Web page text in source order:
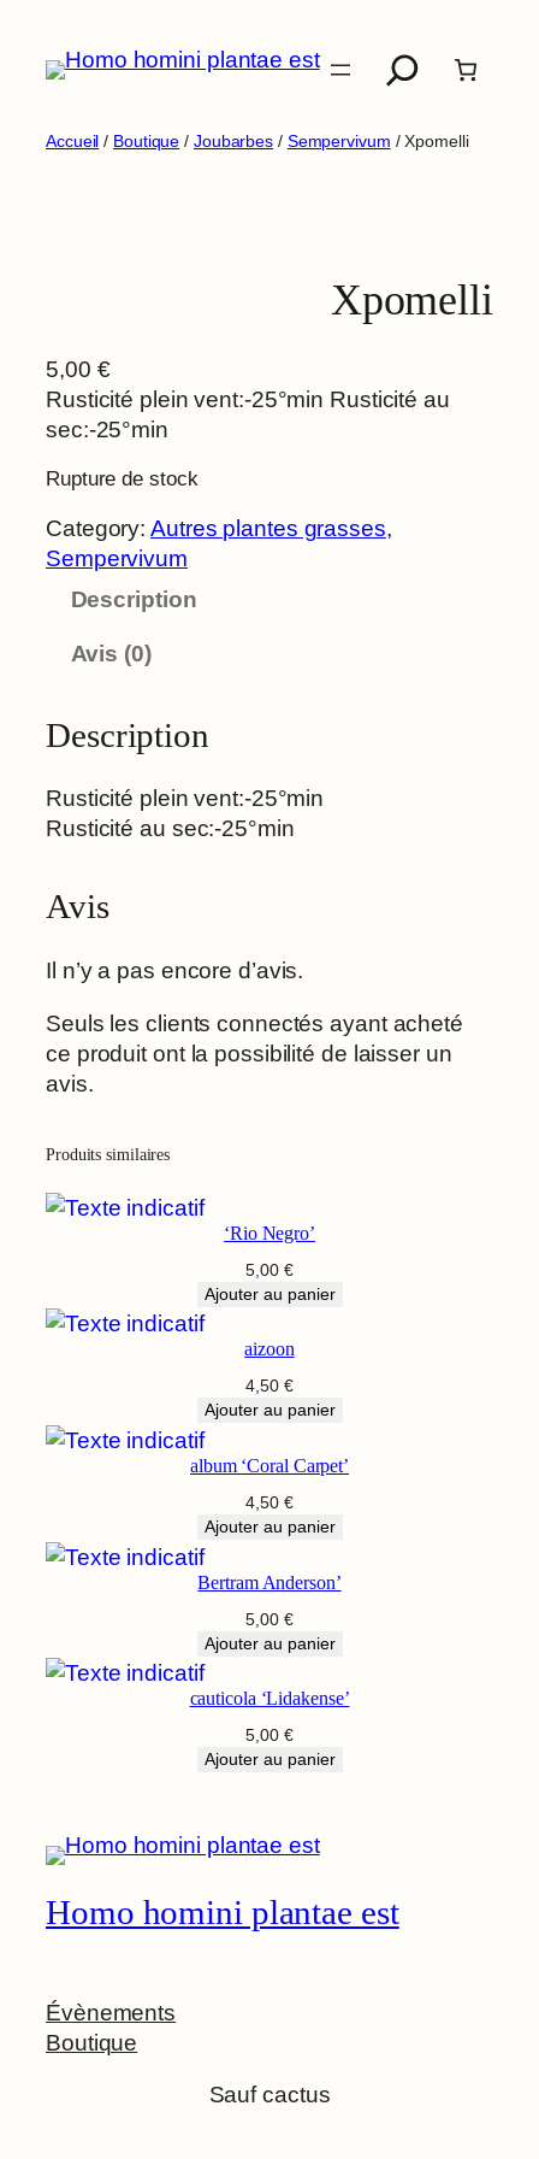
contenu
Accueil / Boutique / Joubarbes / Sempervivum / Xpomelli
Xpomelli
5,00 €
Rusticité plein vent:-25°min Rusticité au
sec:-25°min
Rupture de stock
Category:Autres plantes grasses
Sempervivum
Description
Avis (0)
Description
Rusticité plein vent:-25°min
Rusticité au sec:-25°min
Avis
Il n’y a pas encore d’avis.
Seuls les clients connectés ayant acheté
ce produit ont la possibilité de laisser un
avis.
Produits similaires
‘Rio Negro’
5,00 €
Ajouter au panier
aizoon
4,50 €
Ajouter au panier
album ‘Coral Carpet’
4,50 €
Ajouter au panier
Bertram Anderson’
5,00 €
Ajouter au panier
cauticola ‘Lidakense’
5,00 €
Ajouter au panier
Homo homini plantae est
Évènements
Boutique
Sauf cactus